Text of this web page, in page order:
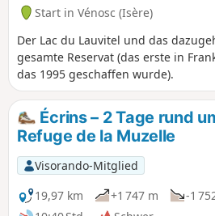
Start in Vénosc (Isère)
Der Lac du Lauvitel und das
gesamte Reservat (das erste in
das 1995 geschaffen wurde).
Écrins – 2 Tage rund
Refuge de la Muzelle
Visorando-Mitglied
19,97 km
+1 747 m
-1